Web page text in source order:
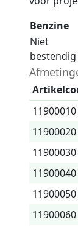
Benzine
Niet
bestendig
11900010
11900020
11900030
11900040
11900050
11900060